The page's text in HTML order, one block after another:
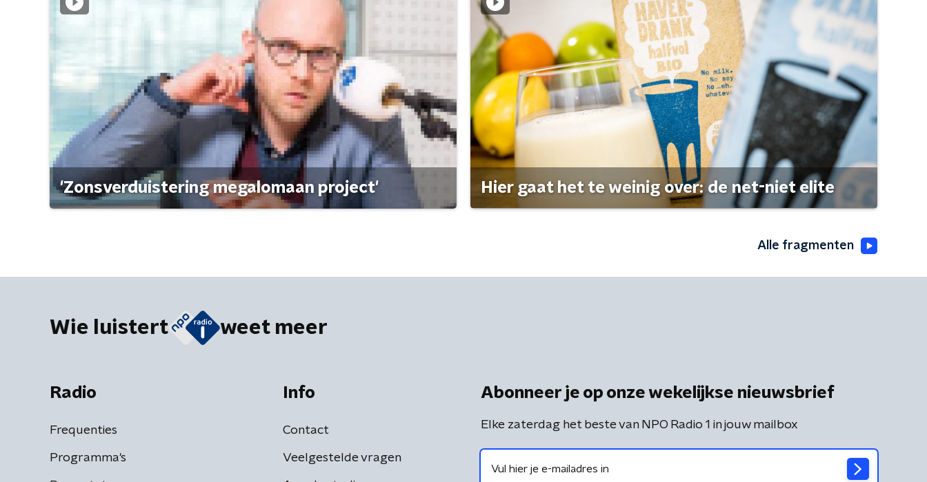
'Zonsverduistering megalomaan project' Hier gaat het te weinig over: de net-niet elite
Alle fragmenten
Wie luistert weet meer
Radio
Frequenties
Programma's
Info
Contact
Veelgestelde vragen
Abonneer je op onze wekelijkse nieuwsbrief
Elke zaterdag het beste van NPO Radio 1 in jouw mailbox